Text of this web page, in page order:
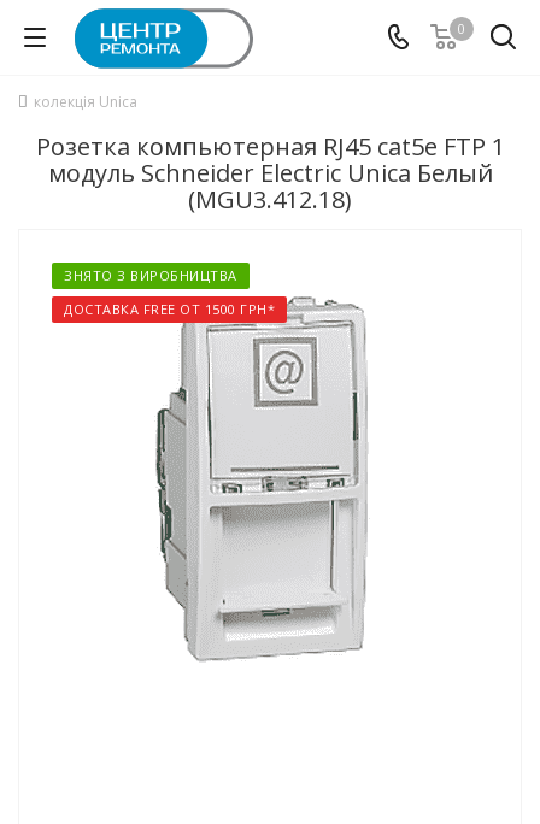
0
колекція Unica
Розетка компьютерная RJ45 cat5e FTP 1
модуль Schneider Electric Unica Белый
(MGU3.412.18)
ЗНЯТО З ВИРОБНИЦТВА
ДОСТАВКА FREE ОТ 1500 ГРН*